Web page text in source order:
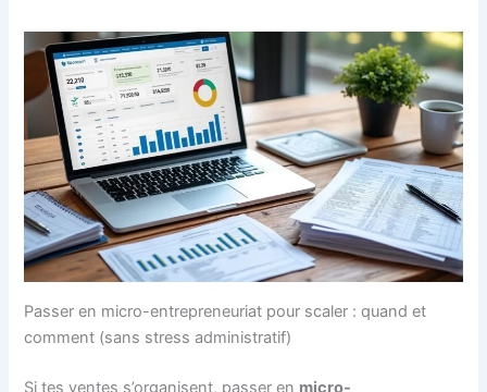
Passer en micro-entrepreneuriat pour scaler : quand et
comment (sans stress administratif)
Si tes ventes s’organisent, passer en micro-